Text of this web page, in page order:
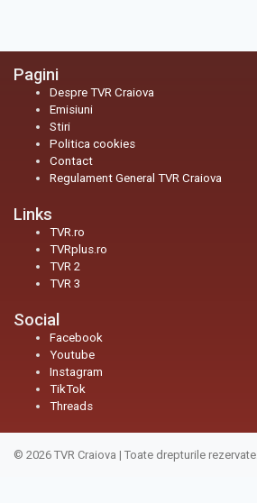
Pagini
Despre TVR Craiova
Emisiuni
Stiri
Politica cookies
Contact
Regulament General TVR Craiova
Links
TVR.ro
TVRplus.ro
TVR 2
TVR 3
Social
Facebook
Youtube
Instagram
TikTok
Threads
© 2026 TVR Craiova | Toate drepturile rezervate.